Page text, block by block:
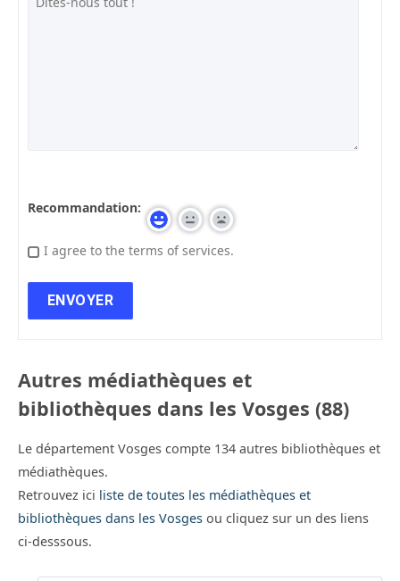
Recommandation:
I agree to the terms of services.
Autres médiathèques et
bibliothèques dans les Vosges (88)
Le département Vosges compte 134 autres bibliothèques et
médiathèques.
Retrouvez ici liste de toutes les médiathèques et
bibliothèques dans les Vosges ou cliquez sur un des liens
ci-desssous.